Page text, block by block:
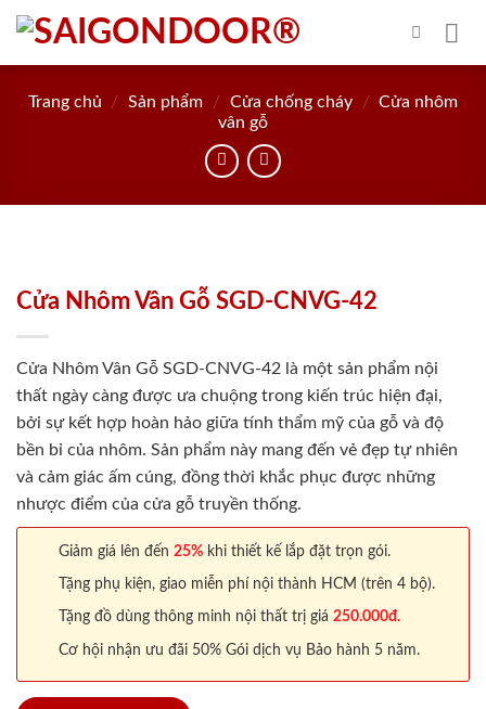
Skip
content
Trang chủ / Sản phẩm / Cửa chống cháy / Cửa nhôm
vân gỗ
Cửa Nhôm Vân Gỗ SGD-CNVG-42
Cửa Nhôm Vân Gỗ SGD-CNVG-42 là một sản phẩm nội
thất ngày càng được ưa chuộng trong kiến trúc hiện đại,
bởi sự kết hợp hoàn hảo giữa tính thẩm mỹ của gỗ và độ
bền bỉ của nhôm. Sản phẩm này mang đến vẻ đẹp tự nhiên
và cảm giác ấm cúng, đồng thời khắc phục được những
nhược điểm của cửa gỗ truyền thống.
Giảm giá lên đến 25% khi thiết kế lắp đặt trọn gói.
Tặng phụ kiện, giao miễn phí nội thành HCM (trên 4 bộ).
Tặng đồ dùng thông minh nội thất trị giá 250.000đ.
Cơ hội nhận ưu đãi 50% Gói dịch vụ Bảo hành 5 năm.